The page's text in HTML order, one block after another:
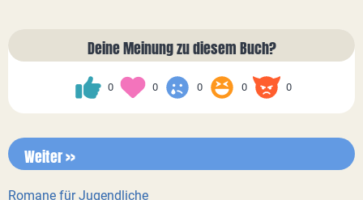
Deine Meinung zu diesem Buch?
0 0 0 0 0
Weiter >>
Romane für Jugendliche